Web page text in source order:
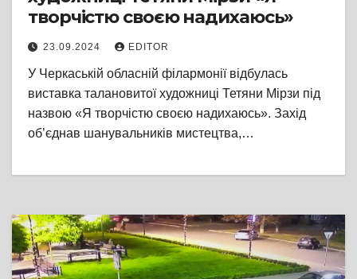
творчістю своєю надихаюсь»
23.09.2024 EDITOR
У Черкаській обласній філармонії відбулась
виставка талановитої художниці Тетяни Мірзи під
назвою «Я творчістю своєю надихаюсь». Захід
об’єднав шанувальників мистецтва,…